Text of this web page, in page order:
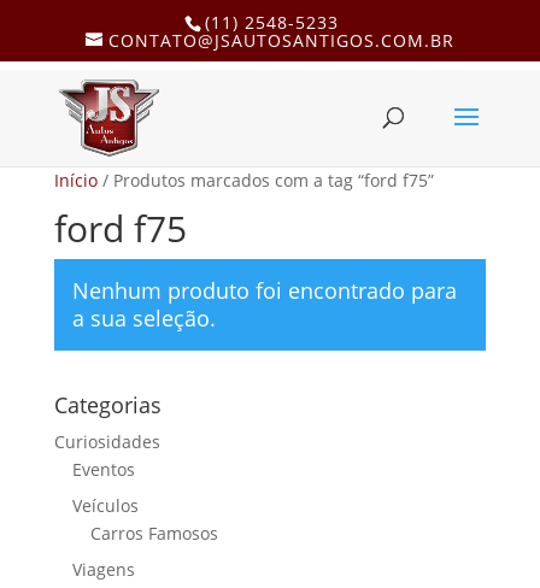
(11) 2548-5233
CONTATO@JSAUTOSANTIGOS.COM.BR
Início/ Produtos marcados com a tag “ford f75”
ford f75
Nenhum produto foi encontrado para
a sua seleção.
Categorias
Curiosidades
Eventos
Veículos
Carros Famosos
Viagens